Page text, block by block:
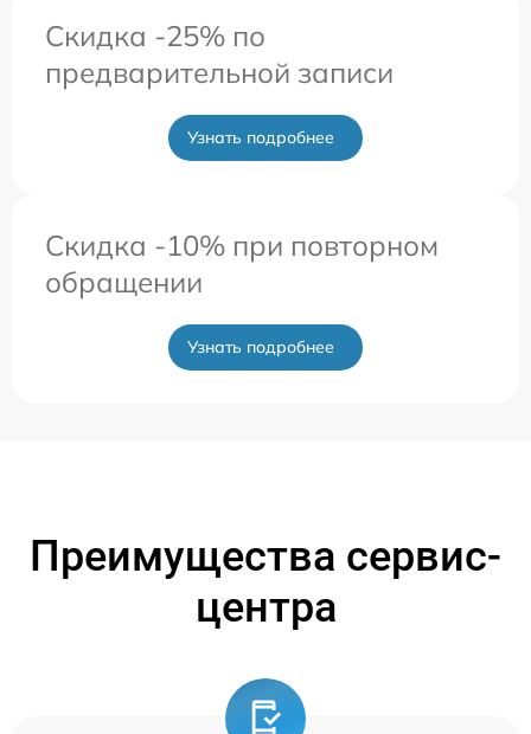
Скидка -25% по
предварительной записи
Узнать подробнее
Скидка -10% при повторном
обращении
Узнать подробнее
Преимущества сервис-
центра